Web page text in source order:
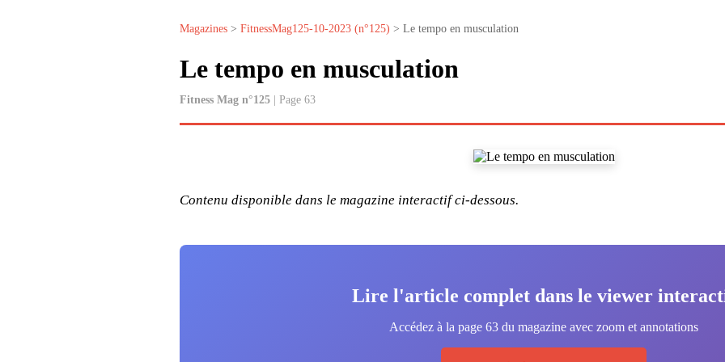
Magazines > FitnessMag125-10-2023 (n°125) > Le tempo en musculation
Le tempo en musculation
Fitness Mag n°125 | Page 63
Contenu disponible dans le magazine interactif ci-dessous.
Lire l'article complet dans le viewer
Accédez à la page 63 du magazine avec zoom et annotations